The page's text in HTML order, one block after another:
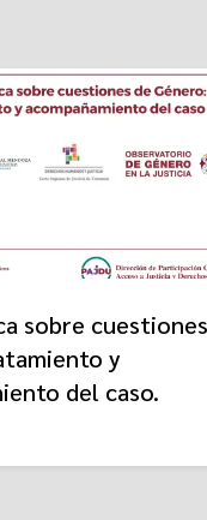
sobre
y
del caso.